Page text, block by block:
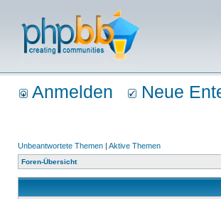
Anmelden Neue
Unbeantwortete Themen | Aktive Themen
Foren-Übersicht